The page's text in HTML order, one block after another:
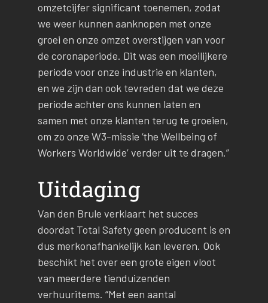
omzetcijfer significant toenemen, zodat
we weer kunnen aanknopen met onze
groei en onze omzet overstijgen van voor
de coronaperiode. Dit was een moeilijkere
periode voor onze industrie en klanten,
en we zijn dan ook tevreden dat we deze
periode achter ons kunnen laten en
samen met onze klanten terug te groeien,
om zo onze W3-missie ‘the Wellbeing of
Workers Worldwide’ verder uit te dragen.”
Uitdaging
Van den Brule verklaart het succes
doordat Total Safety geen producent is en
dus merkonafhankelijk kan leveren. Ook
beschikt het over een grote eigen vloot
van meerdere tienduizenden
verhuuritems. “Met een aantal